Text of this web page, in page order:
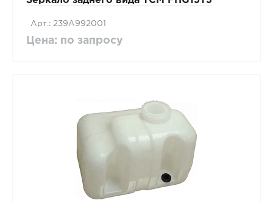
Арт.: 239A992001
Цена: по запросу